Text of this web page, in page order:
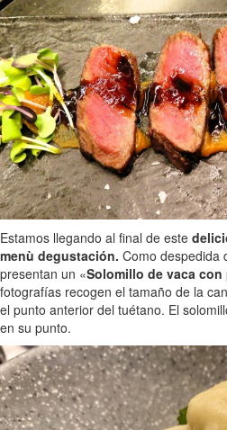
Estamos llegando al final de este
menù degustación. Como despedida
presentan un «Solomillo de vaca con
fotografías recogen el tamaño de la
el punto anterior del tuétano. El
en su punto.